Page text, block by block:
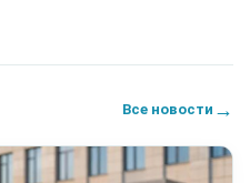
Все новости →